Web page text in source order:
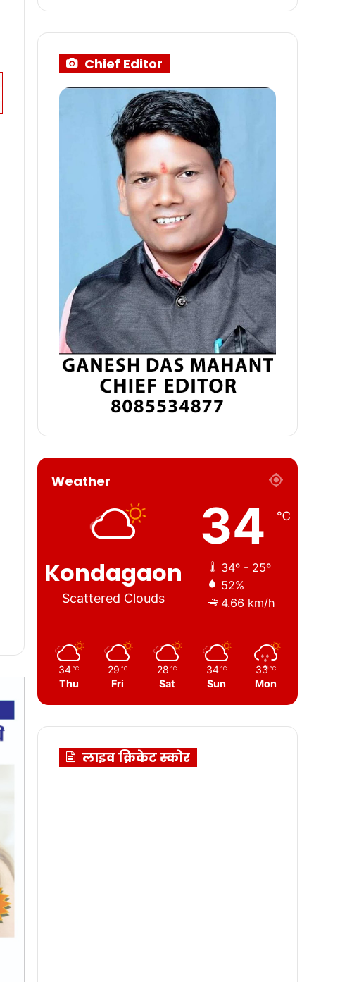
Chief Editor
Weather
Kondagaon
Scattered Clouds
34 ℃
34º - 25º
52%
4.66 km/h
34 ℃
Thu
29 ℃
Fri
28 ℃
Sat
34 ℃
Sun
33 ℃
Mon
लाइव क्रिकेट स्कोर